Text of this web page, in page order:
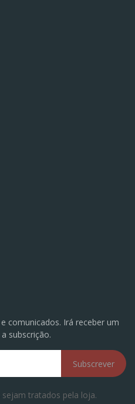
comunicados. Irá receber um
subscrição.
Subscrever
tratados pela loja.